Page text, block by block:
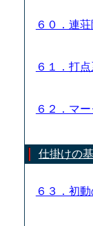
６０．連
６１．打
６２．マ
仕掛けの
６３．初